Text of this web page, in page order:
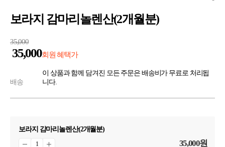
보라지 감마리놀렌산(2개월분)
35,000
35,000회원 혜택가
배송
이 상품과 함께 담겨진 모든 주문은 배송비가 무료로 처리됩
니다.
보라지 감마리놀렌산(2개월분)
35,000원